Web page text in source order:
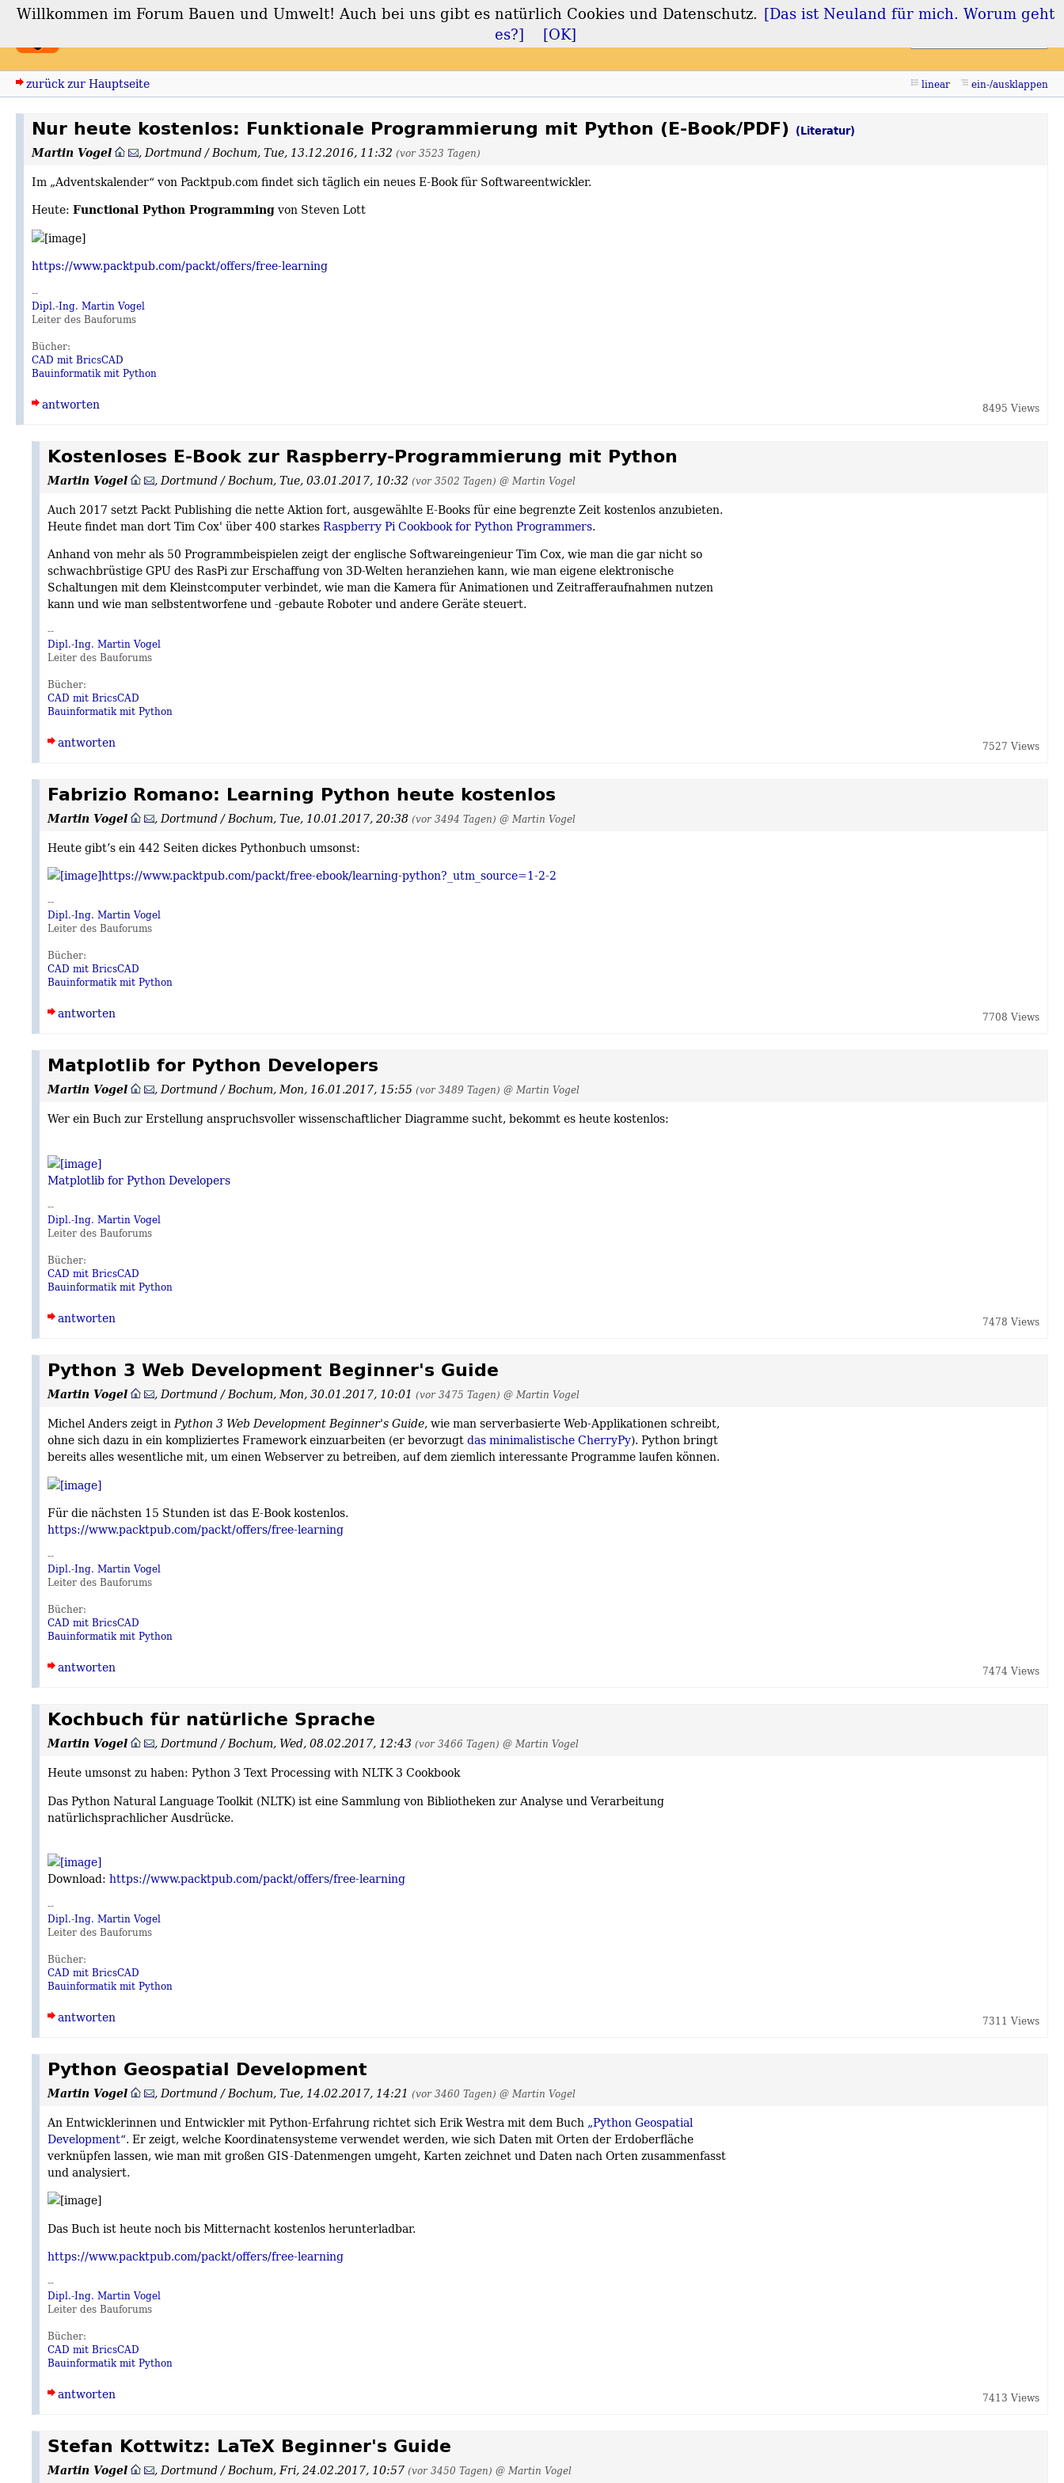
Forum Bauen und Umwelt Login Registrieren
zurück zur Hauptseite linear ein-/ausklappen
Nur heute kostenlos: Funktionale Programmierung mit Python (E-Book/PDF) (Literatur)
Martin Vogel ,Dortmund / Bochum,Tue, 13.12.2016, 11:32 (vor 3523 Tagen)
Im „Adventskalender“ von Packtpub.com findet sich täglich ein neues E-Book für Softwareentwickler.
Heute: Functional Python Programmingvon Steven Lott
https://www.packtpub.com/packt/offers/free-learning
--
Dipl.-Ing. Martin Vogel
Leiter des Bauforums
Bücher:
CAD mit BricsCAD
Bauinformatik mit Python
antworten 8495 Views
Kostenloses E-Book zur Raspberry-Programmierung mit Python
Martin Vogel ,Dortmund / Bochum,Tue, 03.01.2017, 10:32 (vor 3502 Tagen) @ Martin Vogel
Auch 2017 setzt Packt Publishing die nette Aktion fort, ausgewählte E-Books für eine begrenzte Zeit kostenlos anzubieten.
Heute findet man dort Tim Cox' über 400 starkesRaspberry Pi Cookbook for Python Programmers.
Anhand von mehr als 50 Programmbeispielen zeigt der englische Softwareingenieur Tim Cox, wie man die gar nicht so
schwachbrüstige GPU des RasPi zur Erschaffung von 3D-Welten heranziehen kann, wie man eigene elektronische
Schaltungen mit dem Kleinstcomputer verbindet, wie man die Kamera für Animationen und Zeitrafferaufnahmen nutzen
kann und wie man selbstentworfene und -gebaute Roboter und andere Geräte steuert.
--
Dipl.-Ing. Martin Vogel
Leiter des Bauforums
Bücher:
CAD mit BricsCAD
Bauinformatik mit Python
antworten 7527 Views
Fabrizio Romano: Learning Python heute kostenlos
Martin Vogel ,Dortmund / Bochum,Tue, 10.01.2017, 20:38 (vor 3494 Tagen) @ Martin Vogel
Heute gibt’s ein 442 Seiten dickes Pythonbuch umsonst:
https://www.packtpub.com/packt/free-ebook/learning-python?_utm_source=1-2-2
--
Dipl.-Ing. Martin Vogel
Leiter des Bauforums
Bücher:
CAD mit BricsCAD
Bauinformatik mit Python
antworten 7708 Views
Matplotlib for Python Developers
Martin Vogel ,Dortmund / Bochum,Mon, 16.01.2017, 15:55 (vor 3489 Tagen) @ Martin Vogel
Wer ein Buch zur Erstellung anspruchsvoller wissenschaftlicher Diagramme sucht, bekommt es heute kostenlos:
Matplotlib for Python Developers
--
Dipl.-Ing. Martin Vogel
Leiter des Bauforums
Bücher:
CAD mit BricsCAD
Bauinformatik mit Python
antworten 7478 Views
Python 3 Web Development Beginner's Guide
Martin Vogel ,Dortmund / Bochum,Mon, 30.01.2017, 10:01 (vor 3475 Tagen) @ Martin Vogel
Michel Anders zeigt inPython 3 Web Development Beginner's Guide, wie man serverbasierte Web-Applikationen schreibt,
ohne sich dazu in ein kompliziertes Framework einzuarbeiten (er bevorzugtdas minimalistische CherryPy). Python bringt
bereits alles wesentliche mit, um einen Webserver zu betreiben, auf dem ziemlich interessante Programme laufen können.
Für die nächsten 15 Stunden ist das E-Book kostenlos.
https://www.packtpub.com/packt/offers/free-learning
--
Dipl.-Ing. Martin Vogel
Leiter des Bauforums
Bücher:
CAD mit BricsCAD
Bauinformatik mit Python
antworten 7474 Views
Kochbuch für natürliche Sprache
Martin Vogel ,Dortmund / Bochum, Wed, 08.02.2017, 12:43 (vor 3466 Tagen) @ Martin Vogel
Heute umsonst zu haben: Python 3 Text Processing with NLTK 3 Cookbook
Das Python Natural Language Toolkit (NLTK) ist eine Sammlung von Bibliotheken zur Analyse und Verarbeitung
natürlichsprachlicher Ausdrücke.
Download: https://www.packtpub.com/packt/offers/free-learning
--
Dipl.-Ing. Martin Vogel
Leiter des Bauforums
Bücher:
CAD mit BricsCAD
Bauinformatik mit Python
antworten 7311 Views
Python Geospatial Development
Martin Vogel ,Dortmund / Bochum,Tue, 14.02.2017, 14:21 (vor 3460 Tagen) @ Martin Vogel
An Entwicklerinnen und Entwickler mit Python-Erfahrung richtet sich Erik Westra mit dem Buch „Python Geospatial
Development“. Er zeigt, welche Koordinatensysteme verwendet werden, wie sich Daten mit Orten der Erdoberfläche
verknüpfen lassen, wie man mit großen GIS-Datenmengen umgeht, Karten zeichnet und Daten nach Orten zusammenfasst
und analysiert.
Das Buch ist heute noch bis Mitternacht kostenlos herunterladbar.
https://www.packtpub.com/packt/offers/free-learning
--
Dipl.-Ing. Martin Vogel
Leiter des Bauforums
Bücher:
CAD mit BricsCAD
Bauinformatik mit Python
antworten 7413 Views
Stefan Kottwitz: LaTeX Beginner's Guide
Martin Vogel ,Dortmund / Bochum,Fri, 24.02.2017, 10:57 (vor 3450 Tagen) @ Martin Vogel
Willkommen im Forum Bauen und Umwelt! Auch bei uns gibt es natürlich Cookies und Datenschutz. [Das ist Neuland für mich. Worum geht
es?]
[OK]